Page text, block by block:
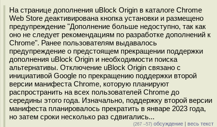
На странице дополнения uBlock Origin в каталоге Chrome
Web Store деактивирована кнопка установки и размещено
предупреждение "Дополнение больше недоступно, так как
оно не следует рекомендациям по разработке дополнений к
Chrome". Ранее пользователям выдавалось
предупреждение о предстоящем прекращении поддержки
дополнения uBlock Origin и необходимости поиска
альтернативы. Отключение uBlock Origin связано с
инициативой Google по прекращению поддержки второй
версии манифеста Chrome, которую планируют
распространить на всех пользователей Chrome до
середины этого года. Изначально, поддержку второй версии
манифеста планировалось прекратить в январе 2023 года,
но затем сроки несколько раз сдвигались...
(267 –57) обсуждение | весь текст